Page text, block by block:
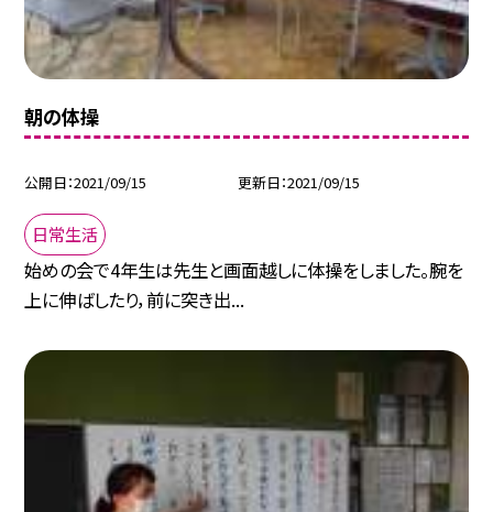
朝の体操
公開日 2021/09/15 更新日 2021/09/15
日常生活
始めの会で4年生は先生と画面越しに体操をしました。腕を
上に伸ばしたり，前に突き出...